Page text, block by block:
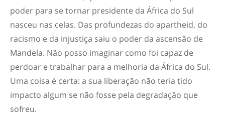
poder para se tornar presidente da África do Sul
nasceu nas celas. Das profundezas do apartheid, do
racismo e da injustiça saiu o poder da ascensão de
Mandela. Não posso imaginar como foi capaz de
perdoar e trabalhar para a melhoria da África do Sul.
Uma coisa é certa: a sua liberação não teria tido
impacto algum se não fosse pela degradação que
sofreu.